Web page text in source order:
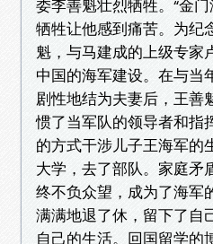
委李善魁壮烈牺牲。“金
牺牲让他感到痛苦。为纪
魁，与马建成的上级专家
中国的海军建设。在与当
剧性地结为夫妻后，王善
惯了当军队的领导者和指
的方式干涉儿子王海军的
大学，去了部队。家庭矛
终不负众望，成为了海军
满满地退了休，留下了自
自己的生活。回国留学